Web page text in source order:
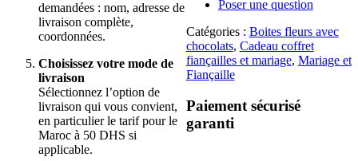
Poser une question
Catégories : Boites fleurs avec
chocolats, Cadeau coffret
fiançailles et mariage, Mariage et
Fiançaille
Paiement sécurisé
garanti
demandées : nom, adresse de
livraison complète,
coordonnées.
Choisissez votre mode de
livraison
Sélectionnez l’option de
livraison qui vous convient,
en particulier le tarif pour le
Maroc à 50 DHS si
applicable.